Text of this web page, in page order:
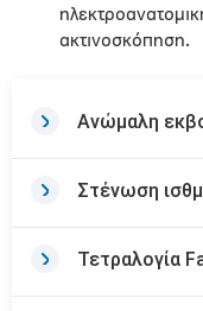
ακτινοσκόπηση.
Ανώμαλη
Στένωση
Τετραλογία